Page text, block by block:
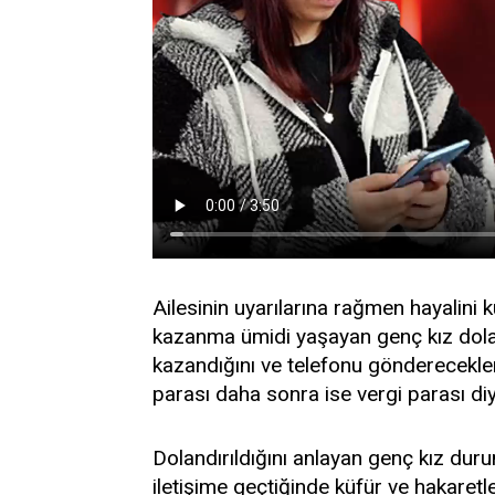
Ailesinin uyarılarına rağmen hayalini
kazanma ümidi yaşayan genç kız
kazandığını ve telefonu
parası daha sonra ise vergi parası
Dolandırıldığını anlayan genç kız
iletişime geçtiğinde küfür ve